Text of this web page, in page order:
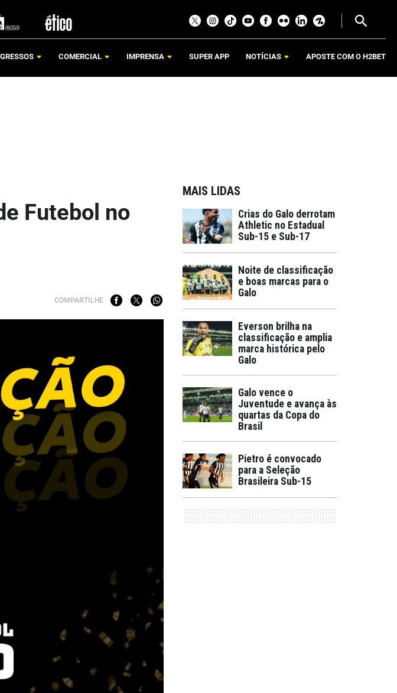
COMERCIAL IMPRENSA SUPER APP NOTÍCIAS APOSTE COM O H2BET
Futebol no
COMPARTILHE
MAIS LIDAS
Crias do Galo derrotam
Athletic no Estadual
Sub-15 e Sub-17
Noite de classificação
e boas marcas para o
Galo
Everson brilha na
classificação e amplia
marca histórica pelo
Galo
Galo vence o
Juventude e avança às
quartas da Copa do
Brasil
Pietro é convocado
para a Seleção
Brasileira Sub-15